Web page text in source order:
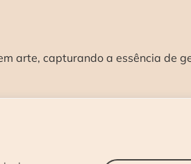
arte, capturando a essência de